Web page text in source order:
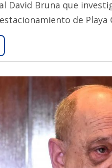
David Bruna que
de Playa